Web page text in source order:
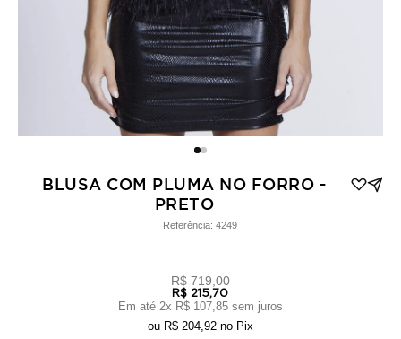
BLUSA COM PLUMA NO FORRO -
PRETO
Referência:4249
R$ 719,00
R$ 215,70
Em até 2x R$ 107,85 sem juros
ou R$ 204,92 no Pix